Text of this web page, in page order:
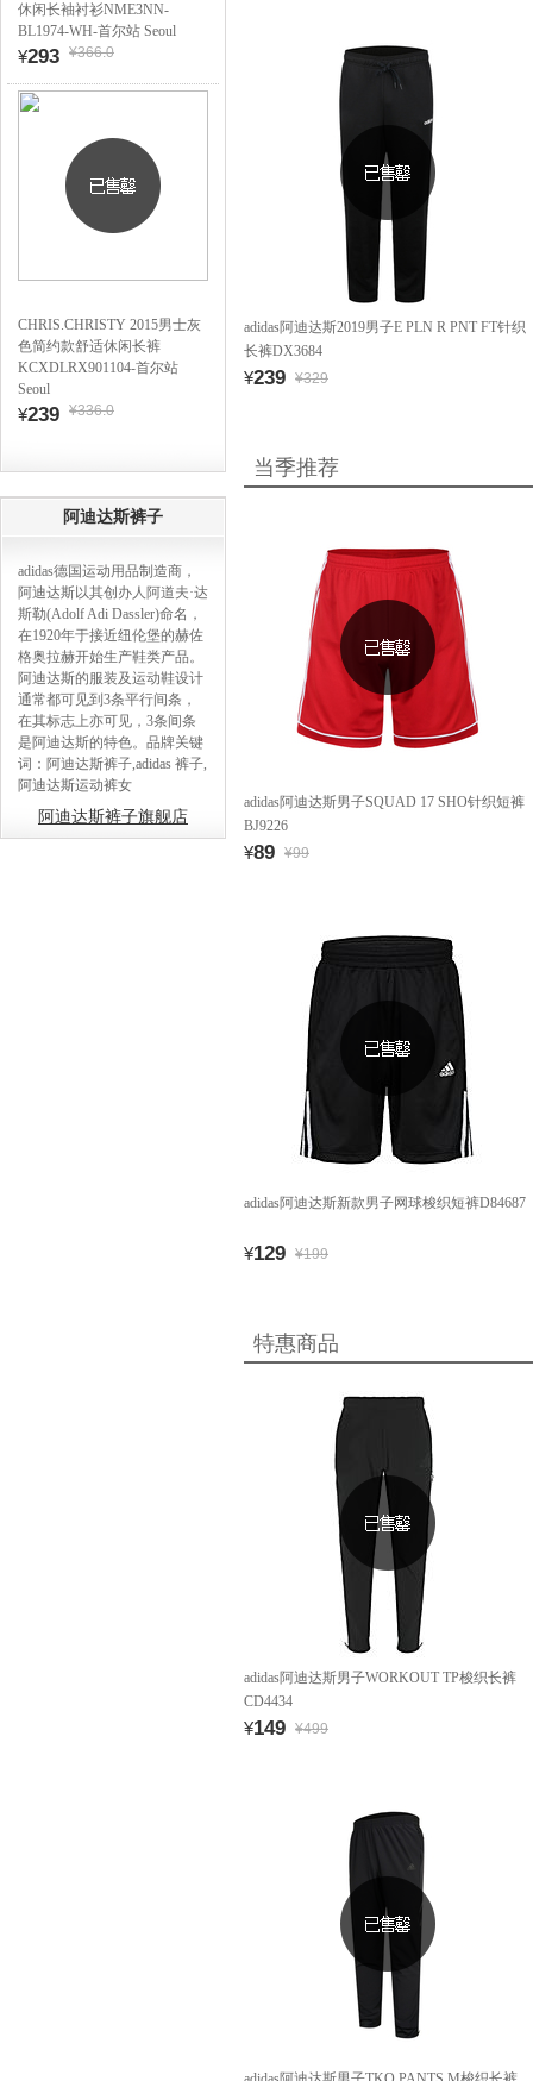
休闲长袖衬衫NME3NN-
BL1974-WH-首尔站 Seoul
¥293 ¥366.0
CHRIS.CHRISTY 2015男士灰
色简约款舒适休闲长裤
KCXDLRX901104-首尔站
Seoul
¥239 ¥336.0
阿迪达斯裤子
adidas德国运动用品制造商，
阿迪达斯以其创办人阿道夫·达
斯勒(Adolf Adi Dassler)命名，
在1920年于接近纽伦堡的赫佐
格奥拉赫开始生产鞋类产品。
阿迪达斯的服装及运动鞋设计
通常都可见到3条平行间条，
在其标志上亦可见，3条间条
是阿迪达斯的特色。品牌关键
词：阿迪达斯裤子,adidas 裤子,
阿迪达斯运动裤女
阿迪达斯裤子旗舰店
adidas阿迪达斯2019男子E PLN R PNT FT针织
长裤DX3684
¥239 ¥329
当季推荐
adidas阿迪达斯男子SQUAD 17 SHO针织短裤
BJ9226
¥89 ¥99
adidas阿迪达斯新款男子网球梭织短裤D84687
¥129 ¥199
特惠商品
adidas阿迪达斯男子WORKOUT TP梭织长裤
CD4434
¥149 ¥499